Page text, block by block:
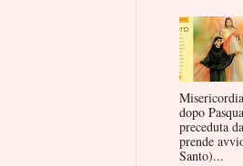
dopo
preceduta
prende
Santo)...